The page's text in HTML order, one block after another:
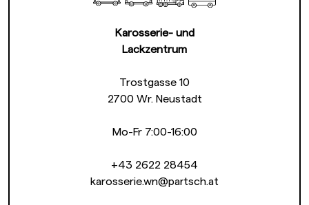
Karosserie- und
Lackzentrum
Trostgasse 10
2700 Wr. Neustadt
Mo-Fr 7:00-16:00
+43 2622 28454
karosserie.wn@partsch.at